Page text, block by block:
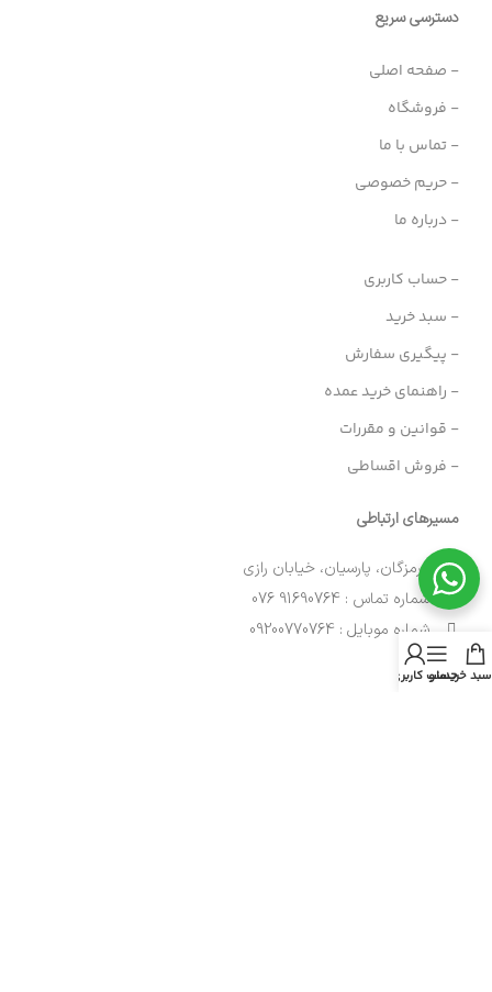
دسترسی سریع
- صفحه اصلی
- فروشگاه
- تماس با ما
- حریم خصوصی
- درباره ما
- حساب کاربری
- سبد خرید
- پیگیری سفارش
- راهنمای خرید عمده
- قوانین و مقررات
- فروش اقساطی
مسیرهای ارتباطی
هرمزگان، پارسیان، خیابان رازی
شماره تماس : 91690764 076
شماره موبایل : 09200770764
سبد خریدمنو
حساب کاربری من